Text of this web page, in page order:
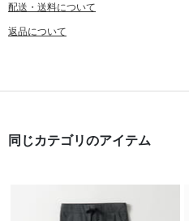
配送・送料について
返品について
同じカテゴリのアイテム